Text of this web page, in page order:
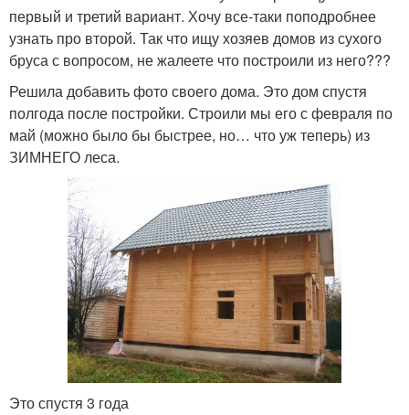
первый и третий вариант. Хочу все-таки поподробнее
узнать про второй. Так что ищу хозяев домов из сухого
бруса с вопросом, не жалеете что построили из него???
Решила добавить фото своего дома. Это дом спустя
полгода после постройки. Строили мы его с февраля по
май (можно было бы быстрее, но… что уж теперь) из
ЗИМНЕГО леса.
Это спустя 3 года